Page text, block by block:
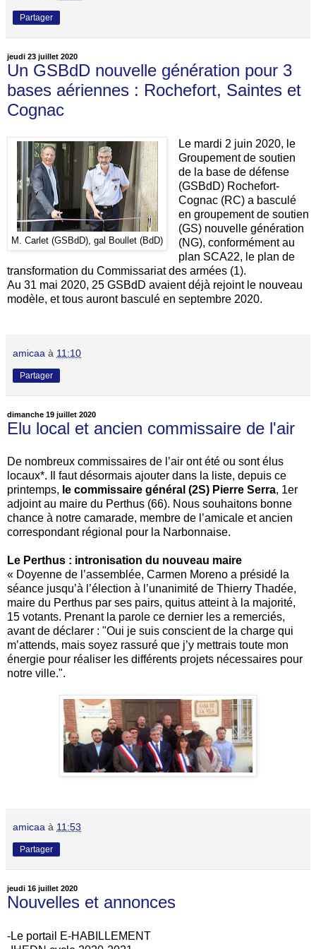
Partager
jeudi 23 juillet 2020
Un GSBdD nouvelle génération pour 3
bases aériennes : Rochefort, Saintes et
Cognac
M. Carlet (GSBdD), gal Boullet (BdD)
Le mardi 2 juin 2020, le
Groupement de soutien
de la base de défense
(GSBdD) Rochefort-
Cognac (RC) a basculé
en groupement de soutien
(GS) nouvelle génération
(NG), conformément au
plan SCA22, le plan de
transformation du Commissariat des armées (1).
Au 31 mai 2020, 25 GSBdD avaient déjà rejoint le nouveau
modèle, et tous auront basculé en septembre 2020.
amicaa à 11:10
Partager
dimanche 19 juillet 2020
Elu local et ancien commissaire de l'air
De nombreux commissaires de l’air ont été ou sont élus
locaux*. Il faut désormais ajouter dans la liste, depuis ce
printemps, le commissaire général (2S) Pierre Serra, 1er
adjoint au maire du Perthus (66). Nous souhaitons bonne
chance à notre camarade, membre de l’amicale et ancien
correspondant régional pour la Narbonnaise.
Le Perthus : intronisation du nouveau maire
« Doyenne de l’assemblée, Carmen Moreno a présidé la
séance jusqu’à l’élection à l’unanimité de Thierry Thadée,
maire du Perthus par ses pairs, quitus atteint à la majorité,
15 votants. Prenant la parole ce dernier les a remerciés,
avant de déclarer : "Oui je suis conscient de la charge qui
m’attends, mais soyez rassuré que j’y mettrais toute mon
énergie pour réaliser les différents projets nécessaires pour
notre ville.".
amicaa à 11:53
Partager
jeudi 16 juillet 2020
Nouvelles et annonces
-Le portail E-HABILLEMENT